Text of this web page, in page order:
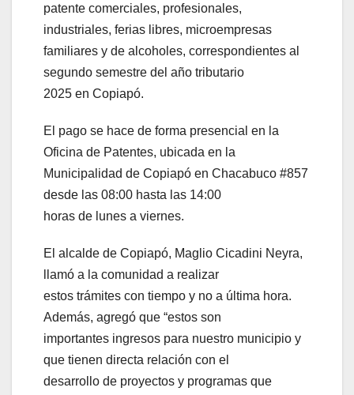
patente comerciales, profesionales,
industriales, ferias libres, microempresas
familiares y de alcoholes, correspondientes al
segundo semestre del año tributario
2025 en Copiapó.
El pago se hace de forma presencial en la
Oficina de Patentes, ubicada en la
Municipalidad de Copiapó en Chacabuco #857
desde las 08:00 hasta las 14:00
horas de lunes a viernes.
El alcalde de Copiapó, Maglio Cicadini Neyra,
llamó a la comunidad a realizar
estos trámites con tiempo y no a última hora.
Además, agregó que “estos son
importantes ingresos para nuestro municipio y
que tienen directa relación con el
desarrollo de proyectos y programas que